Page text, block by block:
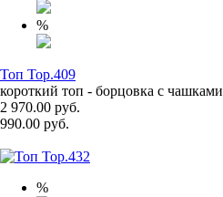
%
Топ Top.409
короткий топ - борцовка с чашками
2 970.00 руб.
990.00 руб.
%